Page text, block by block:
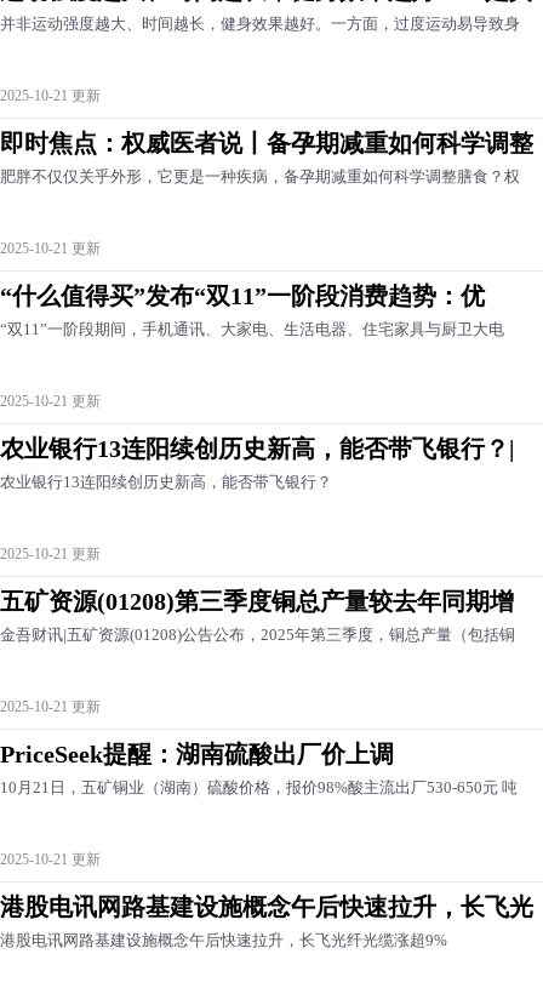
并非运动强度越大、时间越长，健身效果越好。一方面，过度运动易导致身
2025-10-21 更新
即时焦点：权威医者说丨备孕期减重如何科学调整
肥胖不仅仅关乎外形，它更是一种疾病，备孕期减重如何科学调整膳食？权
2025-10-21 更新
“什么值得买”发布“双11”一阶段消费趋势：优
“双11”一阶段期间，手机通讯、大家电、生活电器、住宅家具与厨卫大电
2025-10-21 更新
农业银行13连阳续创历史新高，能否带飞银行？|
农业银行13连阳续创历史新高，能否带飞银行？
2025-10-21 更新
五矿资源(01208)第三季度铜总产量较去年同期增
金吾财讯|五矿资源(01208)公告公布，2025年第三季度，铜总产量（包括铜
2025-10-21 更新
PriceSeek提醒：湖南硫酸出厂价上调
10月21日，五矿铜业（湖南）硫酸价格，报价98%酸主流出厂530-650元 吨
2025-10-21 更新
港股电讯网路基建设施概念午后快速拉升，长飞光
港股电讯网路基建设施概念午后快速拉升，长飞光纤光缆涨超9%